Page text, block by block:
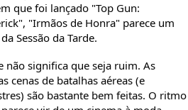
que foi lançado "Top Gun:
"Irmãos de Honra" parece um
Sessão da Tarde.
não significa que seja ruim. As
cenas de batalhas aéreas (e
são bastante bem feitas. O ritmo